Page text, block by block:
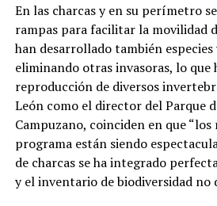
En las charcas y en su perímetro
rampas para facilitar la movilidad
han desarrollado también especies
eliminando otras invasoras, lo que
reproducción de diversos
León como el director del Parque
Campuzano, coinciden en que
programa están siendo
de charcas se ha integrado
y el inventario de biodiversidad no